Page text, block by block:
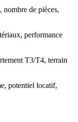
nombre de pièces,
performance
T3/T4, terrain
potentiel locatif,